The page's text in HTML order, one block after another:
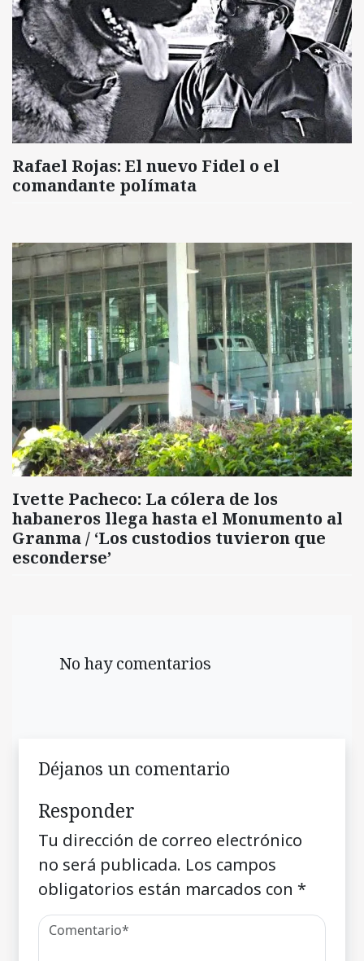
Rafael Rojas: El nuevo Fidel o el
comandante polímata
Ivette Pacheco: La cólera de los
habaneros llega hasta el Monumento al
Granma / ‘Los custodios tuvieron que
esconderse’
No hay comentarios
Déjanos un comentario
Responder
Tu dirección de correo electrónico
no será publicada. Los campos
obligatorios están marcados con *